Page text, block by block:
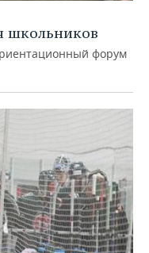
школьников
форум